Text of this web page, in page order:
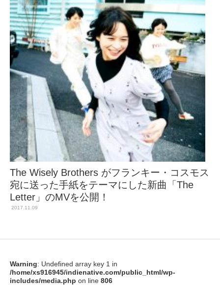
The Wisely Brothers がフランキー・コスモス
宛に送った手紙をテーマにした新曲「The
Letter」のMVを公開！
2017.11.09
Warning: Undefined array key 1 in
/home/xs916945/indienative.com/public_html/wp-
includes/media.php on line 806